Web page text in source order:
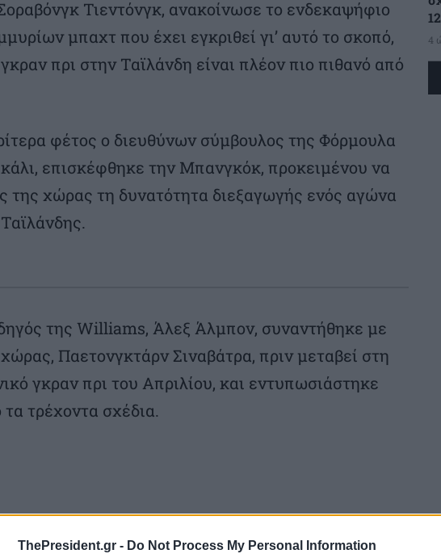
ThePresident.gr - Do Not Process My Personal Information
Τιεντόνγκ, ανακοίνωσε το ενδεκαψήφιο
μπαχτ που έχει εγκριθεί γι’ αυτό το σκοπό,
πρι στην Ταϊλάνδη είναι πλέον πιο πιθανό από
φέτος ο διευθύνων σύμβουλος της Φόρμουλα
επισκέφθηκε την Μπανγκόκ, προκειμένου να
της χώρας τη δυνατότητα διεξαγωγής ενός αγώνα
της Williams, Άλεξ Άλμπον, συναντήθηκε με
Παετονγκτάρν Σιναβάτρα, πριν μεταβεί στη
γκραν πρι του Απριλίου, και εντυπωσιάστηκε
τρέχοντα σχέδια.
4